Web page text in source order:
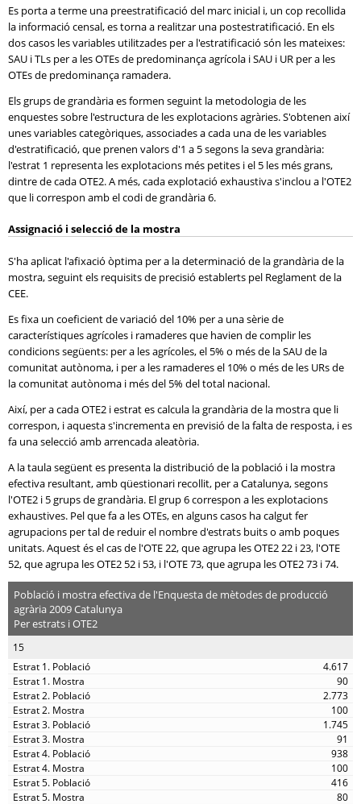
Es porta a terme una preestratificació del marc inicial i, un cop recollida
la informació censal, es torna a realitzar una postestratificació. En els
dos casos les variables utilitzades per a l'estratificació són les mateixes:
SAU i TLs per a les OTEs de predominança agrícola i SAU i UR per a les
OTEs de predominança ramadera.
Els grups de grandària es formen seguint la metodologia de les
enquestes sobre l'estructura de les explotacions agràries. S'obtenen així
unes variables categòriques, associades a cada una de les variables
d'estratificació, que prenen valors d'1 a 5 segons la seva grandària:
l'estrat 1 representa les explotacions més petites i el 5 les més grans,
dintre de cada OTE2. A més, cada explotació exhaustiva s'inclou a l'OTE2
que li correspon amb el codi de grandària 6.
Assignació i selecció de la mostra
S'ha aplicat l'afixació òptima per a la determinació de la grandària de la
mostra, seguint els requisits de precisió establerts pel Reglament de la
CEE.
Es fixa un coeficient de variació del 10% per a una sèrie de
característiques agrícoles i ramaderes que havien de complir les
condicions següents: per a les agrícoles, el 5% o més de la SAU de la
comunitat autònoma, i per a les ramaderes el 10% o més de les URs de
la comunitat autònoma i més del 5% del total nacional.
Així, per a cada OTE2 i estrat es calcula la grandària de la mostra que li
correspon, i aquesta s'incrementa en previsió de la falta de resposta, i es
fa una selecció amb arrencada aleatòria.
A la taula següent es presenta la distribució de la població i la mostra
efectiva resultant, amb qüestionari recollit, per a Catalunya, segons
l'OTE2 i 5 grups de grandària. El grup 6 correspon a les explotacions
exhaustives. Pel que fa a les OTEs, en alguns casos ha calgut fer
agrupacions per tal de reduir el nombre d'estrats buits o amb poques
unitats. Aquest és el cas de l'OTE 22, que agrupa les OTE2 22 i 23, l'OTE
52, que agrupa les OTE2 52 i 53, i l'OTE 73, que agrupa les OTE2 73 i 74.
Població i mostra efectiva de l'Enquesta de mètodes de producció
agrària 2009 Catalunya
Per estrats i OTE2
15
4.617
90
2.773
100
1.745
91
938
100
416
80